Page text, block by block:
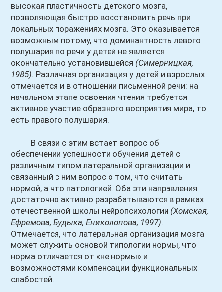
высокая пластичность детского мозга,
позволяющая быстро восстановить речь при
локальных поражениях мозга. Это оказывается
возможным потому, что доминантность левого
полушария по речи у детей не является
окончательно установившейся (Симерницкая,
1985). Различная организация у детей и взрослых
отмечается и в отношении письменной речи: на
начальном этапе освоения чтения требуется
активное участие образного восприятия мира, то
есть правого полушария.
В связи с этим встает вопрос об
обеспечении успешности обучения детей с
различным типом латеральной организации и
связанный с ним вопрос о том, что считать
нормой, а что патологией. Оба эти направления
достаточно активно разрабатываются в рамках
отечественной школы нейропсихологии (Хомская,
Ефремова, Будыка, Ениколопова, 1997).
Отмечается, что латеральная организация мозга
может служить основой типологии нормы, что
норма отличается от «не нормы» и
возможностями компенсации функциональных
слабостей.